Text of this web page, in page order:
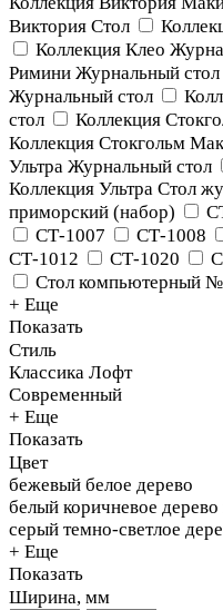
Виктория Стол
Коллекция Клео
Римини Журнальный стол
Журнальный стол
стол
Коллекция
Коллекция Стокгольм
Ультра Журнальный стол
Коллекция Ультра Стол
приморский (набор)
СТ-1007
СТ-1008
СТ-1012
СТ-1020
Стол компьютерный
+ Еще
Показать
Стиль
Классика Лофт
Современный
+ Еще
Показать
Цвет
бежевый белое дерево
белый коричневое дерево
серый темно-светлое
+ Еще
Показать
Ширина, мм